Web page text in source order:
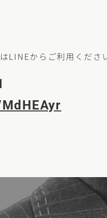
LINEからご利用くださ